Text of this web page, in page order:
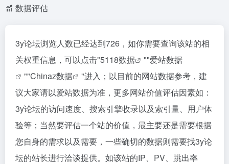
数据评估
3y论坛浏览人数已经达到726，如你需要查询该站的相
关权重信息，可以点击"5118数据 ""爱站数据
""Chinaz数据
"进入；以目前的网站数据参考，建
议大家请以爱站数据为准，更多网站价值评估因素如：
3y论坛的访问速度、搜索引擎收录以及索引量、用户体
验等；当然要评估一个站的价值，最主要还是需要根据
您自身的需求以及需要，一些确切的数据则需要找3y论
坛的站长进行洽谈提供。如该站的IP、PV、跳出率